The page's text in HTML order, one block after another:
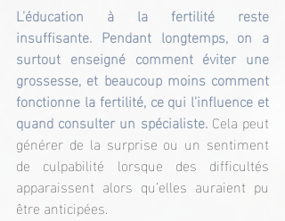
L’éducation à la fertilité reste
insuffisante. Pendant longtemps, on a
surtout enseigné comment éviter une
grossesse, et beaucoup moins comment
fonctionne la fertilité, ce qui l’influence et
quand consulter un spécialiste. Cela peut
générer de la surprise ou un sentiment
de culpabilité lorsque des difficultés
apparaissent alors qu’elles auraient pu
être anticipées.